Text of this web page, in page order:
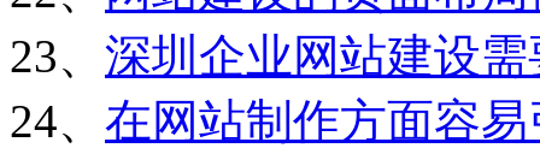
23、 深圳企业网站建设
24、 在网站制作方面容